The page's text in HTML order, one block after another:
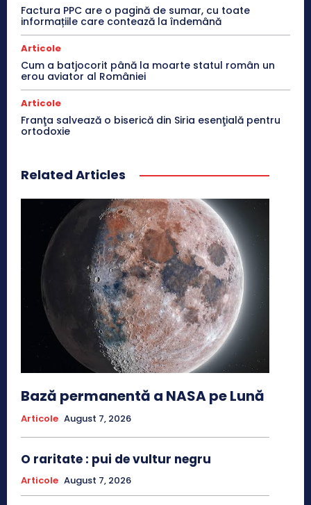
Factura PPC are o pagină de sumar, cu toate
informațiile care contează la îndemână
Articole
Cum a batjocorit până la moarte statul român un
erou aviator al României
Articole
Franţa salvează o biserică din Siria esenţială pentru
ortodoxie
Related Articles
Bază permanentă a NASA pe Lună
Articole August 7, 2026
O raritate : pui de vultur negru
Articole August 7, 2026